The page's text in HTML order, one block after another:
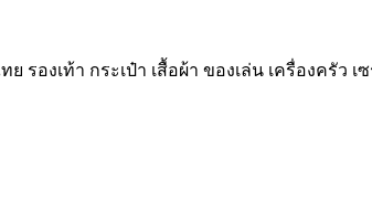
องเท้า กระเป๋า เสื้อผ้า ของเล่น เครื่องครัว